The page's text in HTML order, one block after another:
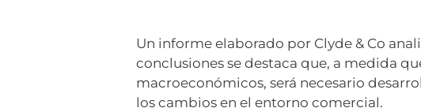
Un informe elaborado por Clyde & Co
conclusiones se destaca que, a medida
macroeconómicos, será necesario
los cambios en el entorno comercial.